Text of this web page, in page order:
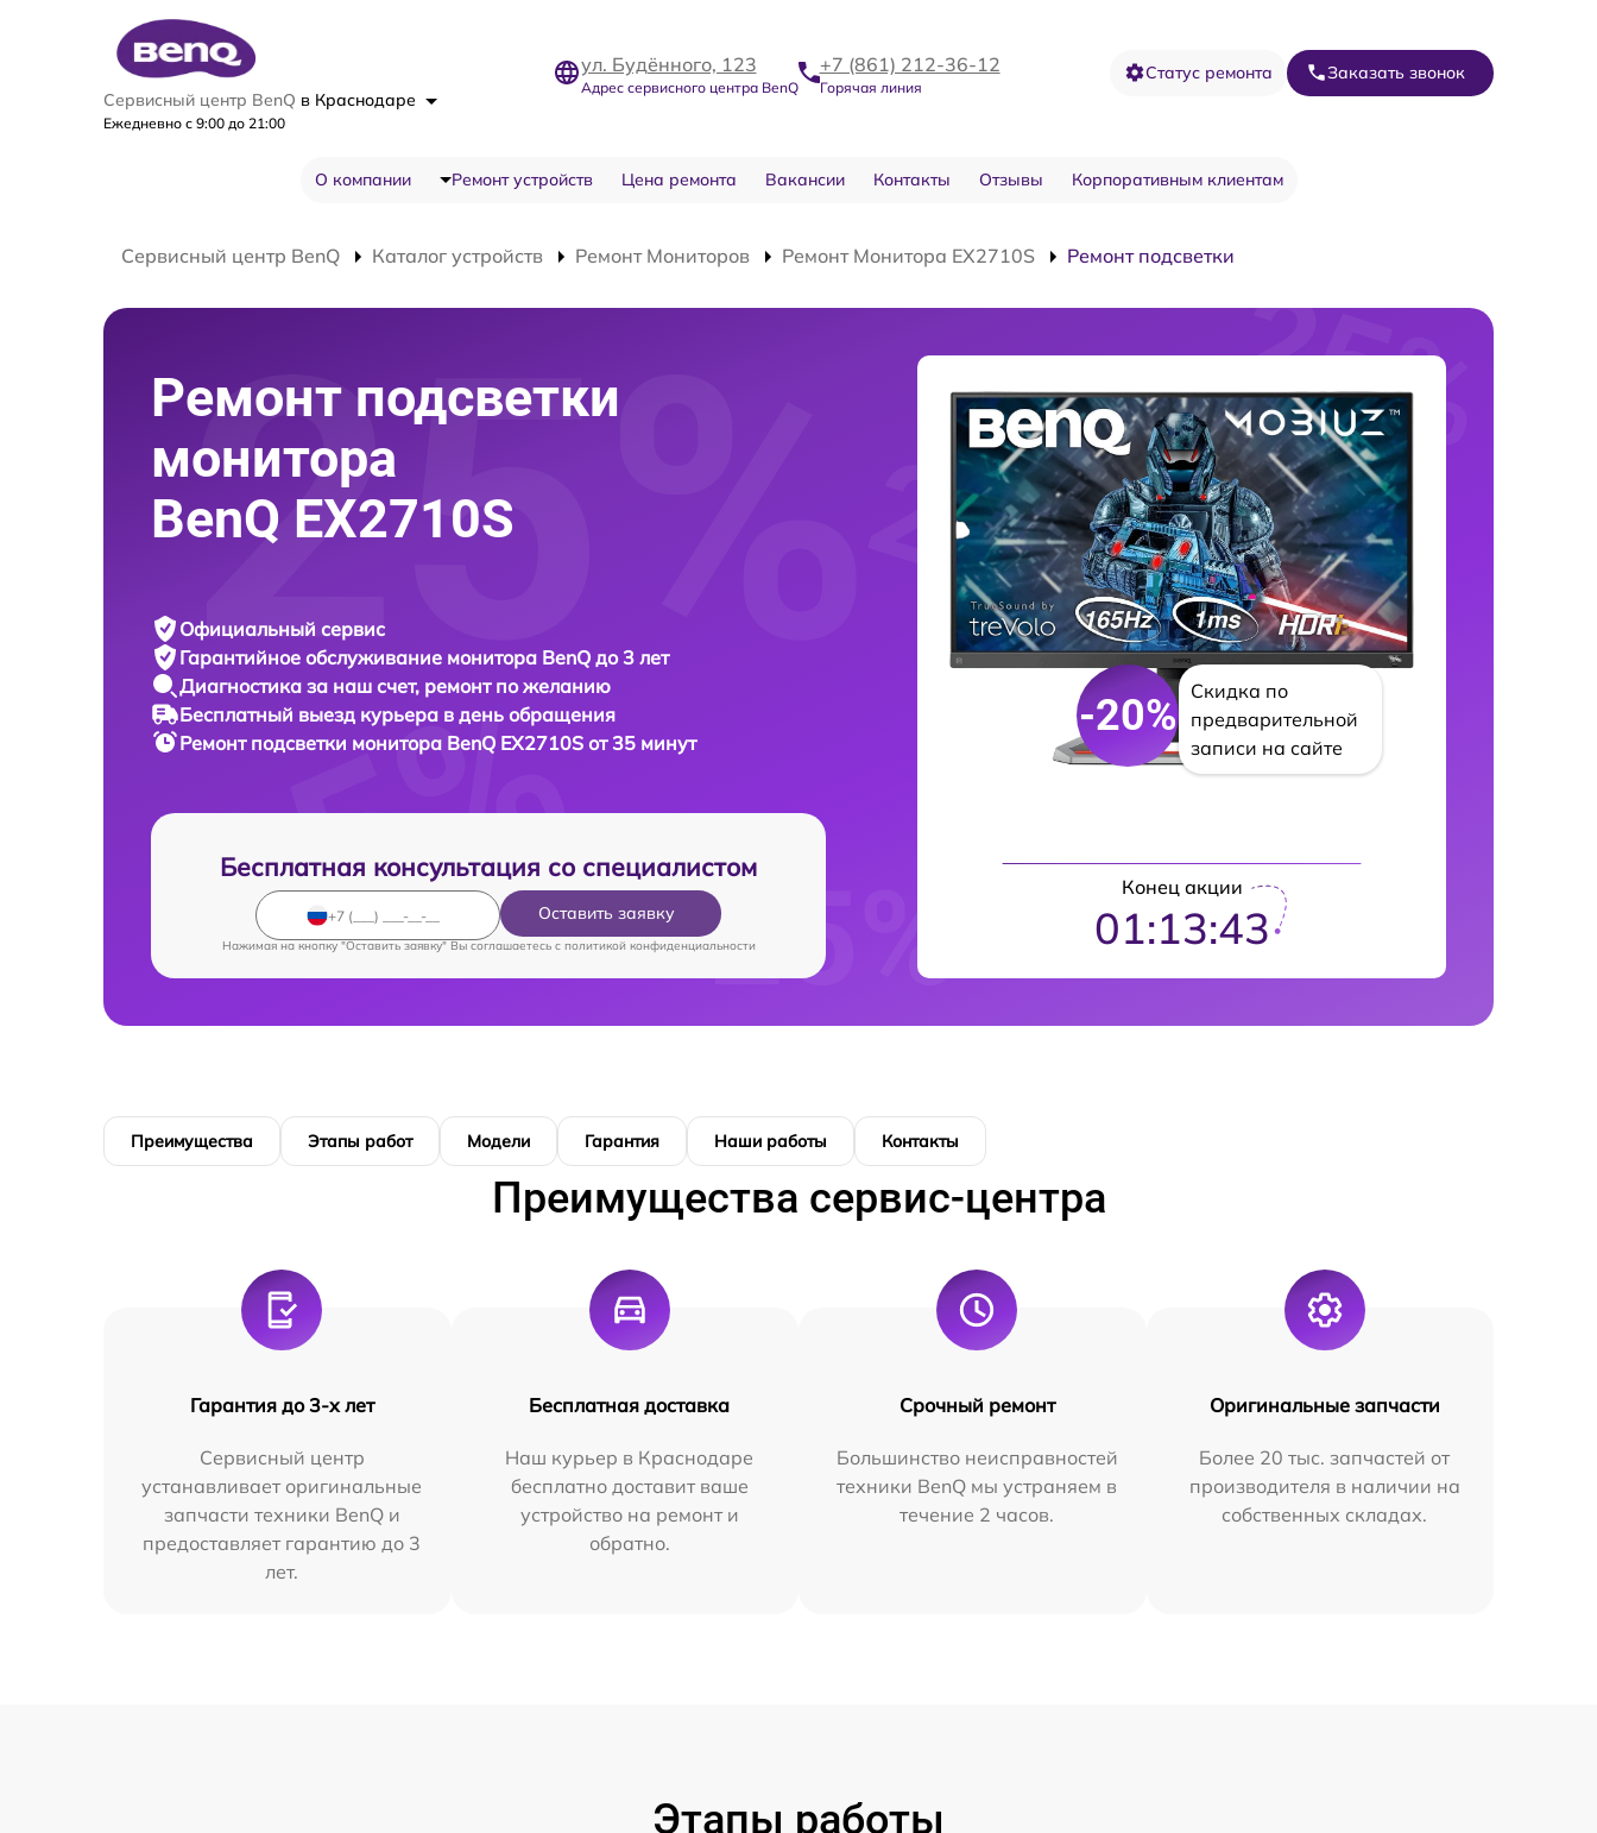
Сервисный центр BenQ в Краснодаре
Ежедневно с 9:00 до 21:00
ул. Будённого, 123
Адрес сервисного центра BenQ
+7 (861) 212-36-12
Горячая линия
Статус ремонта Заказать звонок
О компании Ремонт устройств Цена ремонта Вакансии Контакты Отзывы Корпоративным клиентам
Сервисный центр BenQ Каталог устройств Ремонт Мониторов Ремонт Монитора EX2710S Ремонт подсветки
Ремонт подсветки
монитора
BenQ EX2710S
Официальный сервис
Гарантийное обслуживание монитора BenQ до 3 лет
Диагностика за наш счет, ремонт по желанию
Бесплатный выезд курьера в день обращения
Ремонт подсветки монитора BenQ EX2710S от 35 минут
Бесплатная консультация со специалистом
Оставить заявку
Нажимая на кнопку "Оставить заявку" Вы соглашаетесь c политикой конфиденциальности
-20%
Скидка по
предварительной
записи на сайте
Конец акции
01:13:42
Преимущества Этапы работ Модели Гарантия Наши работы Контакты
Преимущества сервис-центра
Гарантия до 3-х лет
Сервисный центр
устанавливает оригинальные
запчасти техники BenQ и
предоставляет гарантию до 3
лет.
Бесплатная доставка
Наш курьер в Краснодаре
бесплатно доставит ваше
устройство на ремонт и
обратно.
Срочный ремонт
Большинство неисправностей
техники BenQ мы устраняем в
течение 2 часов.
Оригинальные запчасти
Более 20 тыс. запчастей от
производителя в наличии на
собственных складах.
Этапы работы